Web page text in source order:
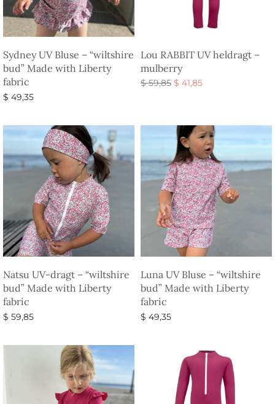
Sydney UV Bluse – “wiltshire
bud” Made with Liberty
fabric
$ 49,35
Lou RABBIT UV heldragt –
mulberry
$59,85 Den
$ 59,85.
$ 41,85Den
$ 41,85.
Natsu UV-dragt – “wiltshire
bud” Made with Liberty
fabric
$ 59,85
Luna UV Bluse – “wiltshire
bud” Made with Liberty
fabric
$ 49,35